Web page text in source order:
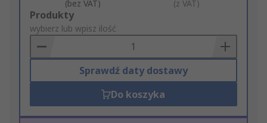
(bez VAT) (z VAT)
Add
to
Basket
Produkty
wybierz lub wpisz ilość
Sprawdź daty dostawy
Do koszyka